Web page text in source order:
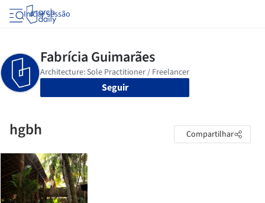
Iniciar sessão
Seguir
hgbh Compartilhar